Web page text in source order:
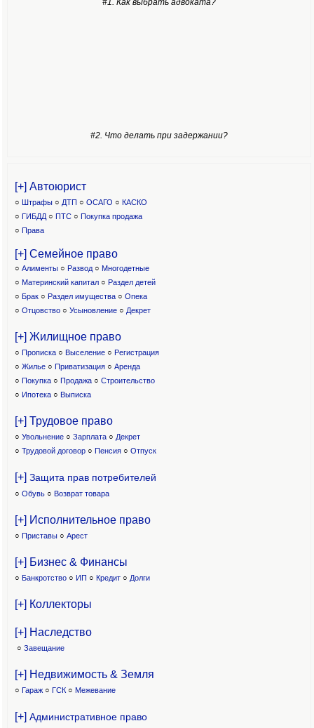
#2. Что делать при задержании?
[+] Автоюрист
○ Штрафы ○ ДТП ○ ОСАГО ○ КАСКО
○ ГИБДД ○ ПТС ○ Покупка продажа
○ Права
[+] Семейное право
○ Алименты ○ Развод ○ Многодетные
○ Материнский капитал○ Раздел детей
○ Брак ○ Раздел имущества ○ Опека
○ Отцовство○ Усыновление ○ Декрет
[+] Жилищное право
○ Прописка ○ Выселение ○ Регистрация
○ Жилье ○ Приватизация ○ Аренда
○ Покупка ○ Продажа ○ Строительство
○ Ипотека ○ Выписка
[+] Трудовое право
○ Увольнение ○ Зарплата ○ Декрет
○ Трудовой договор ○ Пенсия ○ Отпуск
[+] Защита прав потребителей
○ Обувь ○ Возврат товара
[+] Исполнительное право
○ Приставы ○ Арест
[+] Бизнес & Финансы
○ Банкротство ○ ИП ○ Кредит ○ Долги
[+] Коллекторы
[+] Наследство
○ Завещание
[+] Недвижимость & Земля
○ Гараж ○ ГСК ○ Межевание
[+] Административное право